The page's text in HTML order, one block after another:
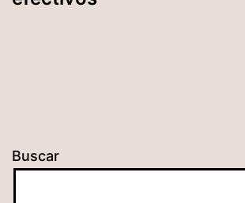
Buscar